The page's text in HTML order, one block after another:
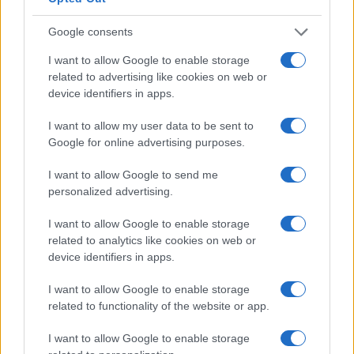
Google consents
I want to allow Google to enable storage
related to advertising like cookies on web or
device identifiers in apps.
I want to allow my user data to be sent to
Google for online advertising purposes.
I want to allow Google to send me
personalized advertising.
I want to allow Google to enable storage
related to analytics like cookies on web or
device identifiers in apps.
I want to allow Google to enable storage
related to functionality of the website or app.
I want to allow Google to enable storage
milioni di mascherine di tipo Ffp2 e Ffp3.…
CORONAVIRUS
REGIONE LAZIO E’ ancora giallo